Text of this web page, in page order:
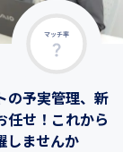
マッチ率
の予実管理、新
任せ！これから
しませんか